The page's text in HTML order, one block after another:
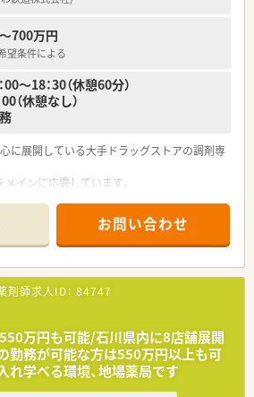
700万円
望条件による
～18：30（休憩60分）
（休憩なし）
に展開している大手ドラッグストアの調剤専
インに応需しています。
お問い合わせ
剤師求人ID： 84747
550万円も可能/石川県内に8店舗展開
勤務が可能な方は550万円以上も可
学べる環境、地場薬局です